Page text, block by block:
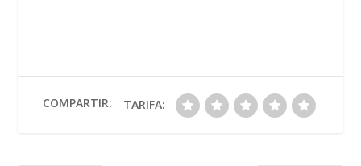
o
o
A
p
ar
ti
COMPARTIR: TARIFA: